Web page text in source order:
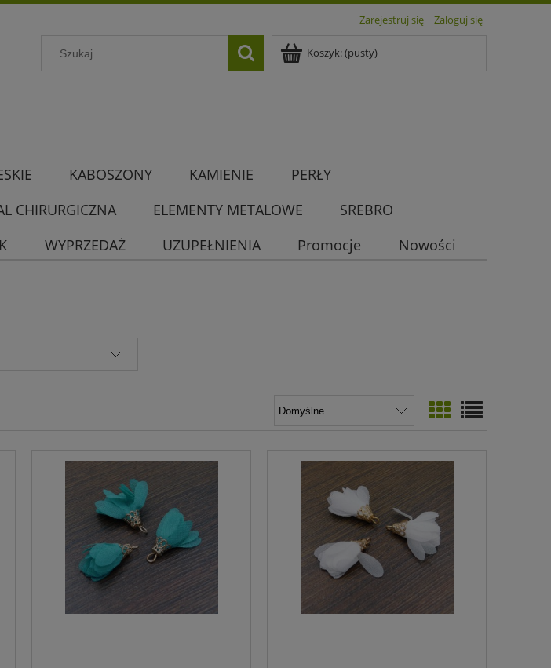
Zarejestruj się Zaloguj się
Koszyk:(pusty)
KABOSZONY KAMIENIE
PERŁY
CHIRURGICZNA ELEMENTY METALOWE
SREBRO
WYPRZEDAŻ UZUPEŁNIENIA Promocje Nowości